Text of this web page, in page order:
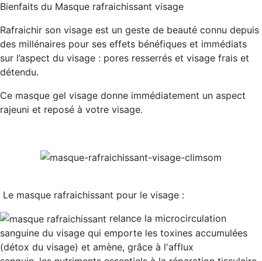
Bienfaits du Masque rafraichissant visage
Rafraichir son visage est un geste de beauté connu depuis
des millénaires pour ses effets bénéfiques et immédiats
sur l’aspect du visage : pores resserrés et visage frais et
détendu.
Ce masque gel visage donne immédiatement un aspect
rajeuni et reposé à votre visage.
Le masque rafraichissant pour le visage :
relance la microcirculation
sanguine du visage qui emporte les toxines accumulées
(détox du visage) et amène, grâce à l'afflux